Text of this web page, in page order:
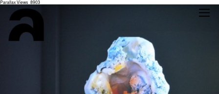
Parallax Views_8903